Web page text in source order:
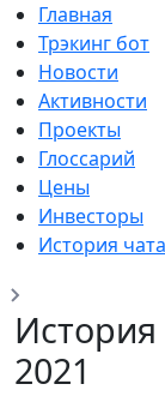
Главная
Трэкинг бот
Новости
Активности
Проекты
Глоссарий
Цены
Инвесторы
История чата
История
2021